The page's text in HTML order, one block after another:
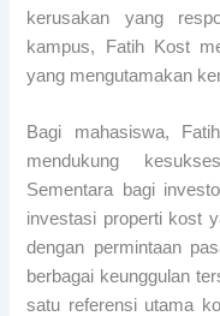
kerusakan yang
kampus, Fatih Kost
yang mengutamakan
Bagi mahasiswa,
mendukung
Sementara bagi
investasi properti kost
dengan permintaan
berbagai keunggulan
satu referensi utama